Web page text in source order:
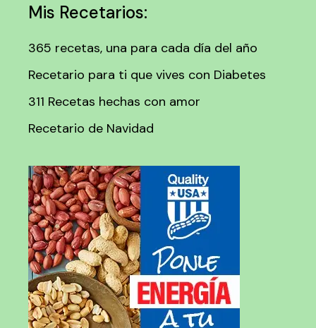
Mis Recetarios:
365 recetas, una para cada día del año
Recetario para ti que vives con Diabetes
311 Recetas hechas con amor
Recetario de Navidad